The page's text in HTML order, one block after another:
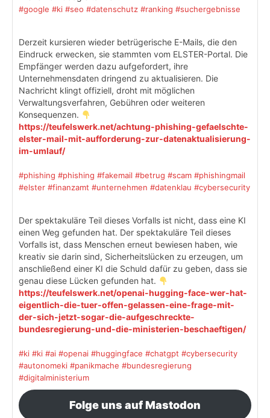
#google #ki #seo #datenschutz #ranking #suchergebnisse
Derzeit kursieren wieder betrügerische E-Mails, die den
Eindruck erwecken, sie stammten vom ELSTER-Portal. Die
Empfänger werden dazu aufgefordert, ihre
Unternehmensdaten dringend zu aktualisieren. Die
Nachricht klingt offiziell, droht mit möglichen
Verwaltungsverfahren, Gebühren oder weiteren
Konsequenzen.
https://teufelswerk.net/achtung-phishing-gefaelschte-
elster-mail-mit-aufforderung-zur-datenaktualisierung-
im-umlauf/
#phishing #phishing #fakemail #betrug #scam #phishingmail
#elster #finanzamt #unternehmen #datenklau #cybersecurity
Der spektakuläre Teil dieses Vorfalls ist nicht, dass eine KI
einen Weg gefunden hat. Der spektakuläre Teil dieses
Vorfalls ist, dass Menschen erneut bewiesen haben, wie
kreativ sie darin sind, Sicherheitslücken zu erzeugen, um
anschließend einer KI die Schuld dafür zu geben, dass sie
genau diese Lücken gefunden hat.
https://teufelswerk.net/openai-hugging-face-wer-hat-
eigentlich-die-tuer-offen-gelassen-eine-frage-mit-
der-sich-jetzt-sogar-die-aufgeschreckte-
bundesregierung-und-die-ministerien-beschaeftigen/
#ki #ki #ai #openai #huggingface #chatgpt #cybersecurity
#autonomeki #panikmache #bundesregierung
#digitalministerium
Folge uns auf Mastodon